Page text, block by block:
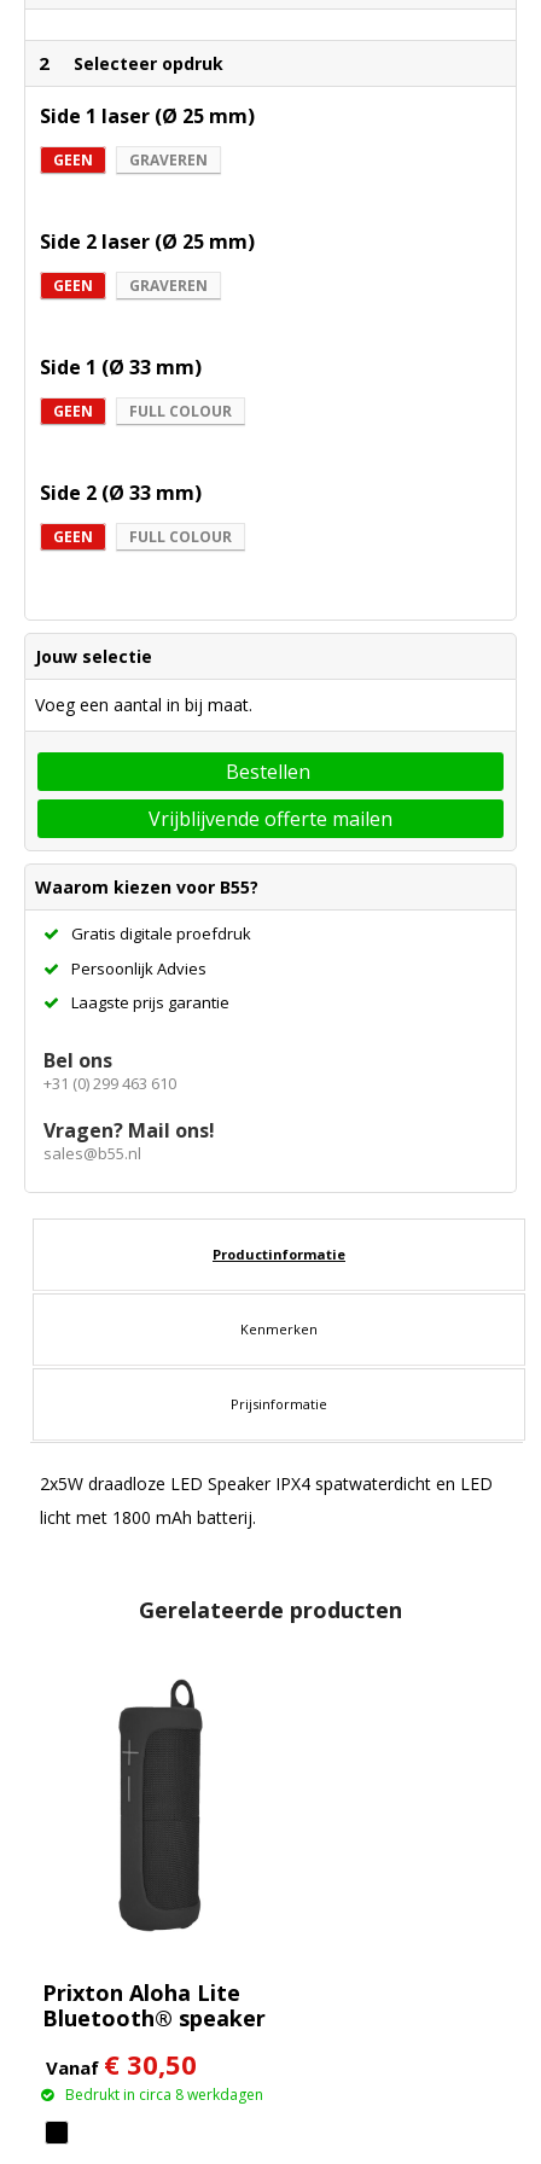
2 Selecteer opdruk
Side 1 laser (Ø 25 mm)
GEEN GRAVEREN
Side 2 laser (Ø 25 mm)
GEEN GRAVEREN
Side 1 (Ø 33 mm)
GEEN FULL COLOUR
Side 2 (Ø 33 mm)
GEEN FULL COLOUR
Jouw selectie
Voeg een aantal in bij maat.
Bestellen
Vrijblijvende offerte mailen
Waarom kiezen voor B55?
Gratis digitale proefdruk
Persoonlijk Advies
Laagste prijs garantie
Bel ons
+31 (0) 299 463 610
Vragen? Mail ons!
sales@b55.nl
Productinformatie
Kenmerken
Prijsinformatie
2x5W draadloze LED Speaker IPX4 spatwaterdicht en LED
licht met 1800 mAh batterij.
Gerelateerde producten
Prixton Aloha Lite
Bluetooth® speaker
Vanaf € 30,50
Bedrukt in circa 8 werkdagen